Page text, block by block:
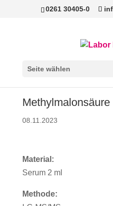
0261 30405-0
Seite wählen
Methylmalonsäure
08.11.2023
Material:
Serum 2 ml
Methode: